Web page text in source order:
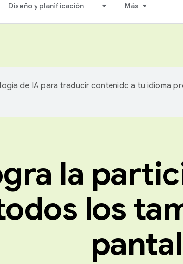
Diseño y planificación Más
de IA para traducir contenido a tu idioma
la
los